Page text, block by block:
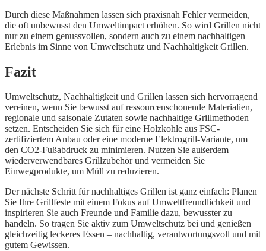
Durch diese Maßnahmen lassen sich praxisnah Fehler vermeiden,
die oft unbewusst den Umweltimpact erhöhen. So wird Grillen nicht
nur zu einem genussvollen, sondern auch zu einem nachhaltigen
Erlebnis im Sinne von Umweltschutz und Nachhaltigkeit Grillen.
Fazit
Umweltschutz, Nachhaltigkeit und Grillen lassen sich hervorragend
vereinen, wenn Sie bewusst auf ressourcenschonende Materialien,
regionale und saisonale Zutaten sowie nachhaltige Grillmethoden
setzen. Entscheiden Sie sich für eine Holzkohle aus FSC-
zertifiziertem Anbau oder eine moderne Elektrogrill-Variante, um
den CO2-Fußabdruck zu minimieren. Nutzen Sie außerdem
wiederverwendbares Grillzubehör und vermeiden Sie
Einwegprodukte, um Müll zu reduzieren.
Der nächste Schritt für nachhaltiges Grillen ist ganz einfach: Planen
Sie Ihre Grillfeste mit einem Fokus auf Umweltfreundlichkeit und
inspirieren Sie auch Freunde und Familie dazu, bewusster zu
handeln. So tragen Sie aktiv zum Umweltschutz bei und genießen
gleichzeitig leckeres Essen – nachhaltig, verantwortungsvoll und mit
gutem Gewissen.